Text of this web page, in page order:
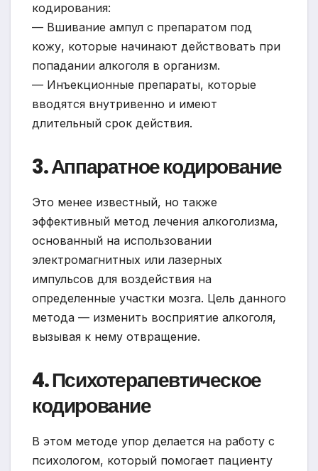
кодирования:
— Вшивание ампул с препаратом под
кожу, которые начинают действовать при
попадании алкоголя в организм.
— Инъекционные препараты, которые
вводятся внутривенно и имеют
длительный срок действия.
3. Аппаратное кодирование
Это менее известный, но также
эффективный метод лечения алкоголизма,
основанный на использовании
электромагнитных или лазерных
импульсов для воздействия на
определенные участки мозга. Цель данного
метода — изменить восприятие алкоголя,
вызывая к нему отвращение.
4. Психотерапевтическое
кодирование
В этом методе упор делается на работу с
психологом, который помогает пациенту